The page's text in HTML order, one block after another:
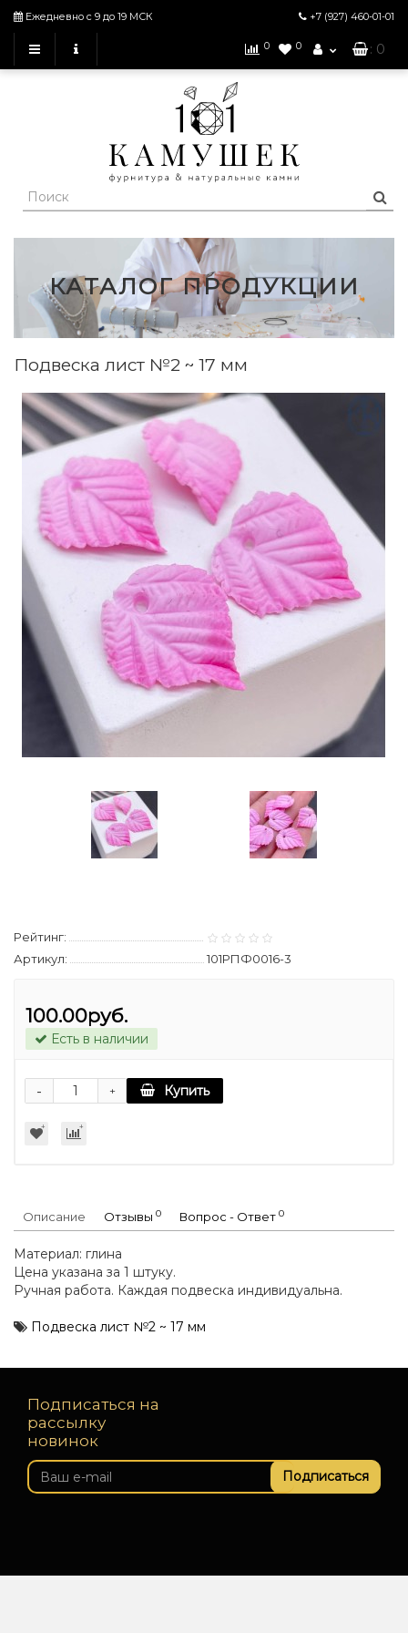
Ежедневно с 9 до 19 МСК +7 (927) 460-01-01
0 0 : 0
КАТАЛОГ ПРОДУКЦИИ
Подвеска лист №2 ~ 17 мм
Рейтинг:
Артикул:
101РПФ0016-3
100.00руб.
Есть в наличии
+
- Купить
Описание Отзывы 0 Вопрос - Ответ 0
Материал: глина
Цена указана за 1 штуку.
Ручная работа. Каждая подвеска индивидуальна.
Подвеска лист №2 ~ 17 мм
Подписаться на
рассылку
новинок
Подписаться